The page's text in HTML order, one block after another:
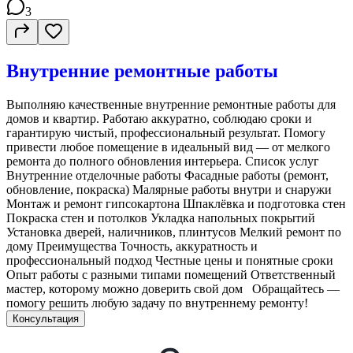
3
Внутренние ремонтные работы
Выполняю качественные внутренние ремонтные работы для
домов и квартир. Работаю аккуратно, соблюдаю сроки и
гарантирую чистый, профессиональный результат. Помогу
привести любое помещение в идеальный вид — от мелкого
ремонта до полного обновления интерьера. Список услуг
Внутренние отделочные работы Фасадные работы (ремонт,
обновление, покраска) Малярные работы внутри и снаружи
Монтаж и ремонт гипсокартона Шпаклёвка и подготовка стен
Покраска стен и потолков Укладка напольных покрытий
Установка дверей, наличников, плинтусов Мелкий ремонт по
дому Преимущества Точность, аккуратность и
профессиональный подход Честные цены и понятные сроки
Опыт работы с разными типами помещений Ответственный
мастер, которому можно доверить свой дом Обращайтесь —
помогу решить любую задачу по внутреннему ремонту!
Консультация